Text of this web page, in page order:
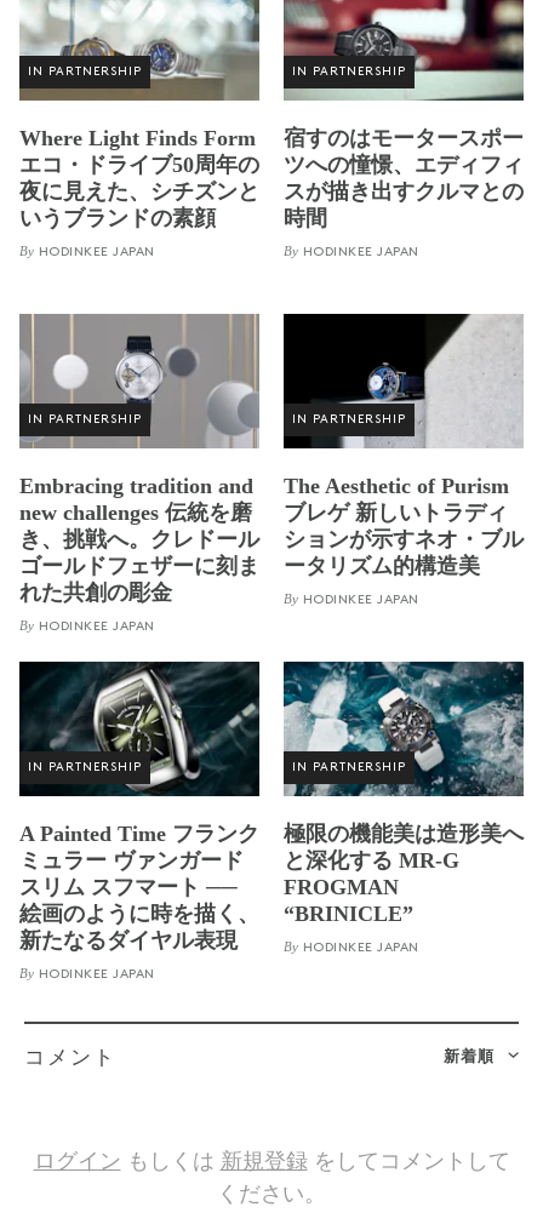
IN PARTNERSHIP
Where Light Finds Form
エコ・ドライブ50周年の
夜に見えた、シチズンと
いうブランドの素顔
By HODINKEE JAPAN
IN PARTNERSHIP
宿すのはモータースポー
ツへの憧憬、エディフィ
スが描き出すクルマとの
時間
By HODINKEE JAPAN
IN PARTNERSHIP
Embracing tradition and
new challenges 伝統を磨
き、挑戦へ。クレドール
ゴールドフェザーに刻ま
れた共創の彫金
By HODINKEE JAPAN
IN PARTNERSHIP
The Aesthetic of Purism
ブレゲ 新しいトラディ
ションが示すネオ・ブル
ータリズム的構造美
By HODINKEE JAPAN
IN PARTNERSHIP
A Painted Time フランク
ミュラー ヴァンガード
スリム スフマート ──
絵画のように時を描く、
新たなるダイヤル表現
By HODINKEE JAPAN
IN PARTNERSHIP
極限の機能美は造形美へ
と深化する MR-G
FROGMAN
“BRINICLE”
By HODINKEE JAPAN
新着順
コメント
ログイン もしくは 新規登録をしてコメントして
ください。